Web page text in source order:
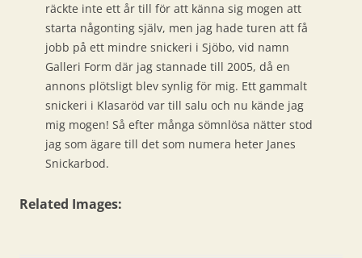
räckte inte ett år till för att känna sig mogen att
starta någonting själv, men jag hade turen att få
jobb på ett mindre snickeri i Sjöbo, vid namn
Galleri Form där jag stannade till 2005, då en
annons plötsligt blev synlig för mig. Ett gammalt
snickeri i Klasaröd var till salu och nu kände jag
mig mogen! Så efter många sömnlösa nätter stod
jag som ägare till det som numera heter Janes
Snickarbod.
Related Images: